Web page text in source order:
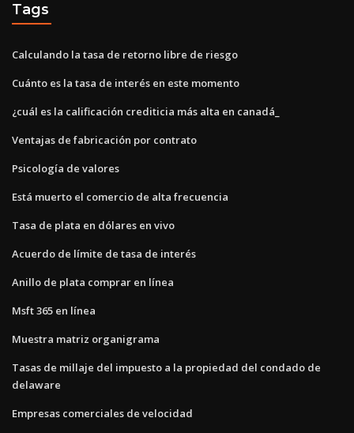
Tags
Calculando la tasa de retorno libre de riesgo
Cuánto es la tasa de interés en este momento
¿cuál es la calificación crediticia más alta en canadá_
Ventajas de fabricación por contrato
Psicología de valores
Está muerto el comercio de alta frecuencia
Tasa de plata en dólares en vivo
Acuerdo de límite de tasa de interés
Anillo de plata comprar en línea
Msft 365 en línea
Muestra matriz organigrama
Tasas de millaje del impuesto a la propiedad del condado de
delaware
Empresas comerciales de velocidad